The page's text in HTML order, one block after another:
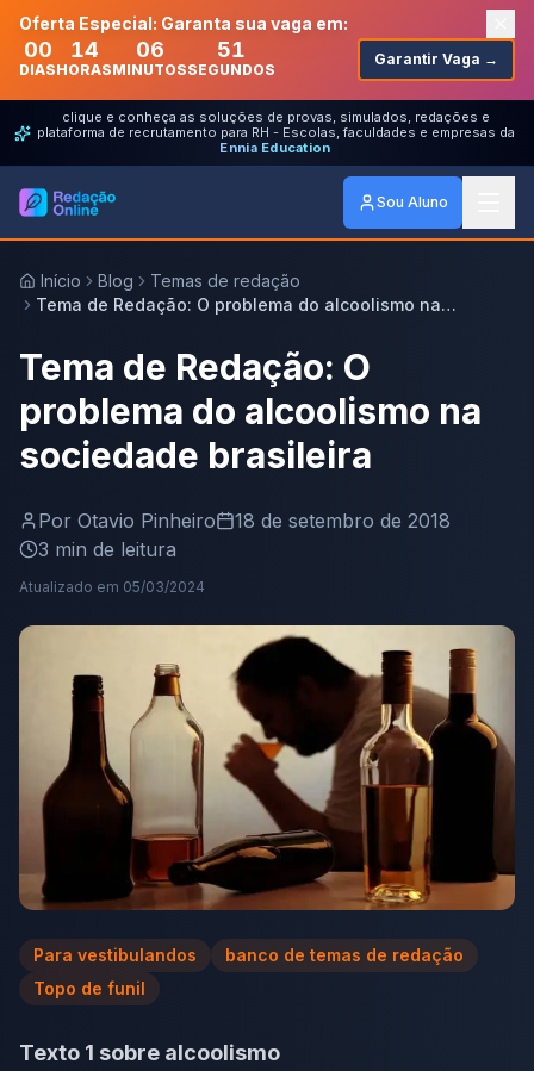
Oferta Especial: Garanta sua vaga em:
00
DIAS
14
HORAS
06
MINUTOS
51
SEGUNDOS
Garantir Vaga →
clique e conheça as soluções de provas, simulados, redações e
plataforma de recrutamento para RH - Escolas, faculdades e empresas da
Ennia Education
Sou Aluno
Início Blog
Temas de redação
Tema de Redação: O problema do alcoolismo na
Tema de Redação: O
problema do alcoolismo na
sociedade brasileira
Por Otavio Pinheiro
18 de setembro de 2018
3 min de leitura
Atualizado em 05/03/2024
Para vestibulandos
banco de temas de redação
Topo de funil
Texto 1 sobre alcoolismo